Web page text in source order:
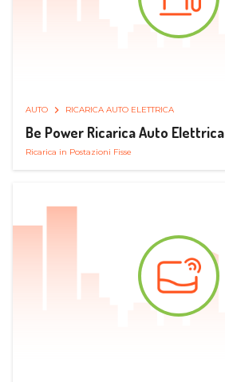
AUTO RICARICA AUTO ELETTRICA
Be Power Ricarica Auto Elettrica
Ricarica in Postazioni Fisse